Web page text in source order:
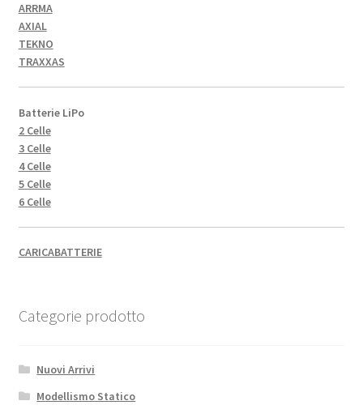
ARRMA
AXIAL
TEKNO
TRAXXAS
Batterie LiPo
2 Celle
3 Celle
4 Celle
5 Celle
6 Celle
CARICABATTERIE
Categorie prodotto
Nuovi Arrivi
Modellismo Statico